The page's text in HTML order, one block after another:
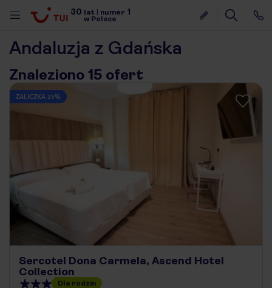
30 lat numer 1
w Polsce
Andaluzja z Gdańska
Znaleziono 15 ofert
ZALICZKA 25%
Sercotel Dona Carmela, Ascend Hotel
Collection
Dla rodzin